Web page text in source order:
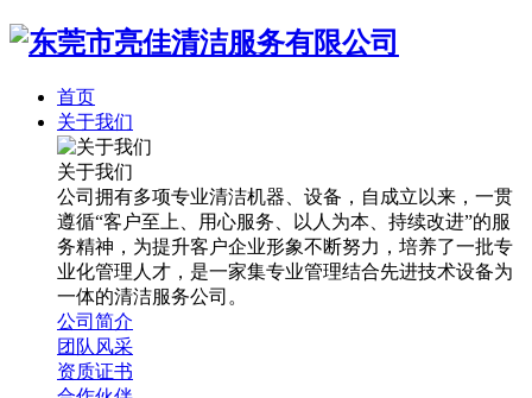
首页
关于我们
关于我们
公司拥有多项专业清洁机器、设备，自成立以来，一贯
遵循“客户至上、用心服务、以人为本、持续改进”的服
务精神，为提升客户企业形象不断努力，培养了一批专
业化管理人才，是一家集专业管理结合先进技术设备为
一体的清洁服务公司。
公司简介
团队风采
资质证书